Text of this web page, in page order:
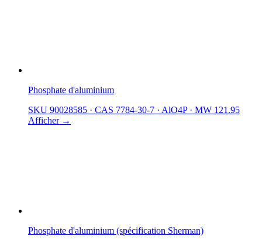
Phosphate d'aluminium
SKU 90028585 · CAS 7784-30-7 · AlO4P · MW 121.95
Afficher →
Phosphate d'aluminium (spécification Sherman)